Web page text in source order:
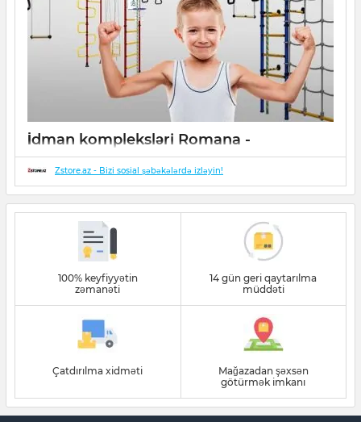
İdman kompleksləri Romana -
uşaqlarınız üçün!
Zstore.az - Bizi sosial şəbəkələrdə izləyin!
100% keyfiyyətin
zəmanəti
14 gün geri qaytarılma
müddəti
Çatdırılma xidməti
Mağazadan şəxsən
götürmək imkanı